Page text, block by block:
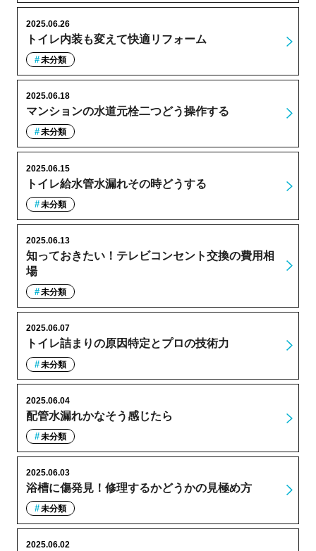
トイレ内装も変えて快適リフォーム
2025.06.26
未分類
マンションの水道元栓二つどう操作する
2025.06.18
未分類
トイレ給水管水漏れその時どうする
2025.06.15
未分類
知っておきたい！テレビコンセント交換の費用相
場
2025.06.13
未分類
トイレ詰まりの原因特定とプロの技術力
2025.06.07
未分類
配管水漏れかなそう感じたら
2025.06.04
未分類
浴槽に傷発見！修理するかどうかの見極め方
2025.06.03
未分類
2025.06.02